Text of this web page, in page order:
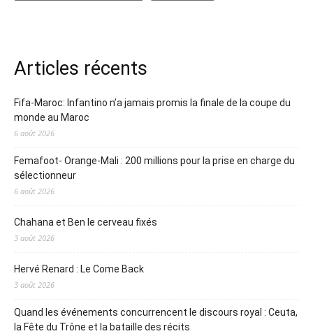
Articles récents
Fifa-Maroc: Infantino n’a jamais promis la finale de la coupe du
monde au Maroc
6 août 2026
Femafoot- Orange-Mali : 200 millions pour la prise en charge du
sélectionneur
6 août 2026
Chahana et Ben le cerveau fixés
3 août 2026
Hervé Renard : Le Come Back
3 août 2026
Quand les événements concurrencent le discours royal : Ceuta,
la Fête du Trône et la bataille des récits